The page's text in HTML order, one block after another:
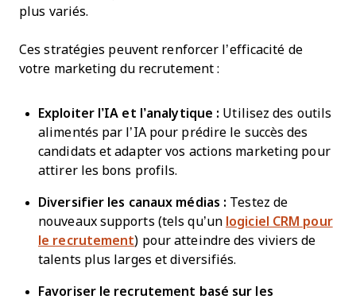
plus variés.
Ces stratégies peuvent renforcer l’efficacité de
votre marketing du recrutement :
Exploiter l’IA et l’analytique : Utilisez des outils
alimentés par l’IA pour prédire le succès des
candidats et adapter vos actions marketing pour
attirer les bons profils.
Diversifier les canaux médias : Testez de
nouveaux supports (tels qu’un logiciel CRM pour
le recrutement) pour atteindre des viviers de
talents plus larges et diversifiés.
Favoriser le recrutement basé sur les